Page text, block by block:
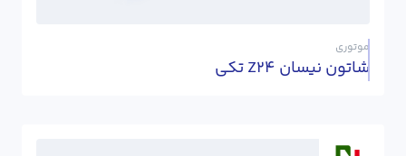
موتوری
شاتون نیسان Z24 تکی